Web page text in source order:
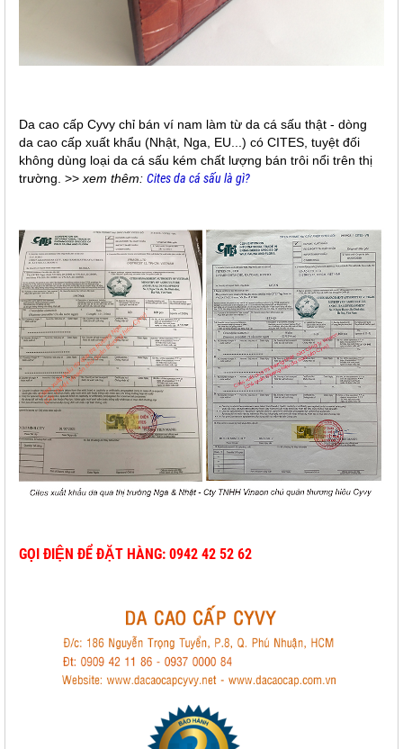
Da cao cấp Cyvy chỉ bán ví nam làm từ da cá sấu thật - dòng
da cao cấp xuất khẩu (Nhật, Nga, EU...) có CITES, tuyệt đối
không dùng loại da cá sấu kém chất lượng bán trôi nổi trên thị
trường. >>xem thêm: Cites da cá sấu là gì?
GỌI ĐIỆN ĐỂ ĐẶT HÀNG: 0942 42 52 62